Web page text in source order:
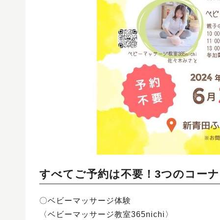
すべてご予約は不要！3つのコー
〇ベビーマッサージ体験
〈ベビーマッサージ教室365nichi〉